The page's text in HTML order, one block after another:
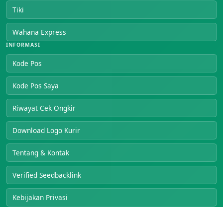
Tiki
Wahana Express
INFORMASI
Kode Pos
Kode Pos Saya
Riwayat Cek Ongkir
Download Logo Kurir
Tentang & Kontak
Verified Seedbacklink
Kebijakan Privasi